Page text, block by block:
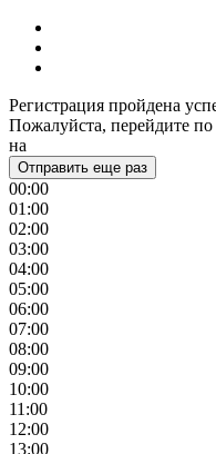
Регистрация пройдена
Пожалуйста, перейдите
на
Отправить еще раз
00:00
01:00
02:00
03:00
04:00
05:00
06:00
07:00
08:00
09:00
10:00
11:00
12:00
13:00